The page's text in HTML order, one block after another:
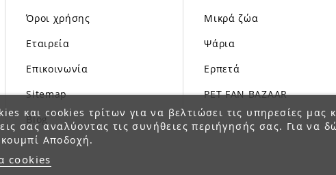
Όροι χρήσης
Εταιρεία
Επικοινωνία
Sitemap
Blog
Μικρά ζώα
Ψάρια
Ερπετά
PET FAN BAZAAR
και cookies τρίτων για να βελτιώσει τις υπηρεσίες μας
σας αναλύοντας τις συνήθειες περιήγησής σας. Για να
Αποδοχή.
cookies